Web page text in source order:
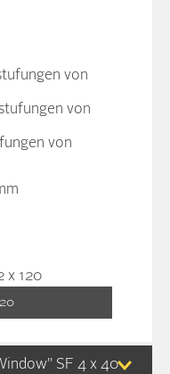
von
von
von
SF 4 x 40